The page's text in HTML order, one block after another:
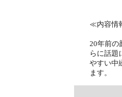
≪内容情
20年前の
らに話題
やすい中
ます。